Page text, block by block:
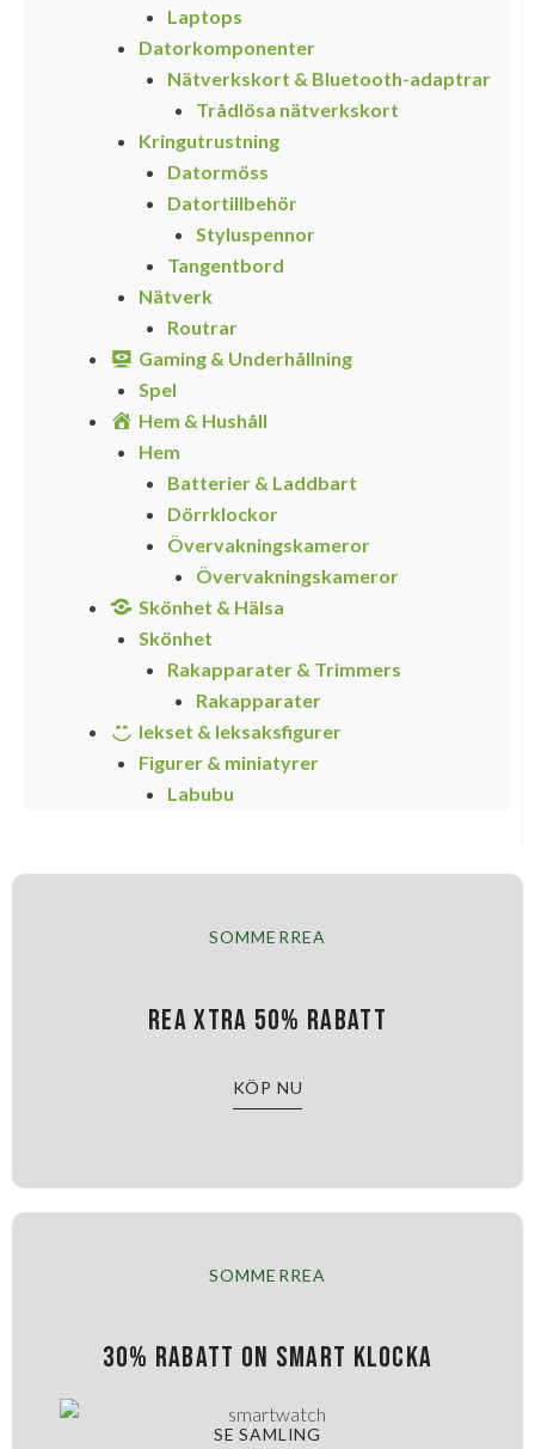
Laptops
Datorkomponenter
Nätverkskort & Bluetooth-adaptrar
Trådlösa nätverkskort
Kringutrustning
Datormöss
Datortillbehör
Styluspennor
Tangentbord
Nätverk
Routrar
Gaming & Underhållning
Spel
Hem & Hushåll
Hem
Batterier & Laddbart
Dörrklockor
Övervakningskameror
Övervakningskameror
Skönhet & Hälsa
Skönhet
Rakapparater & Trimmers
Rakapparater
lekset & leksaksfigurer
Figurer & miniatyrer
Labubu
SOMMERREA
Rea xtra 50% rabatt
KÖP NU
SOMMERREA
30% rabatt on smart klocka
SE SAMLING